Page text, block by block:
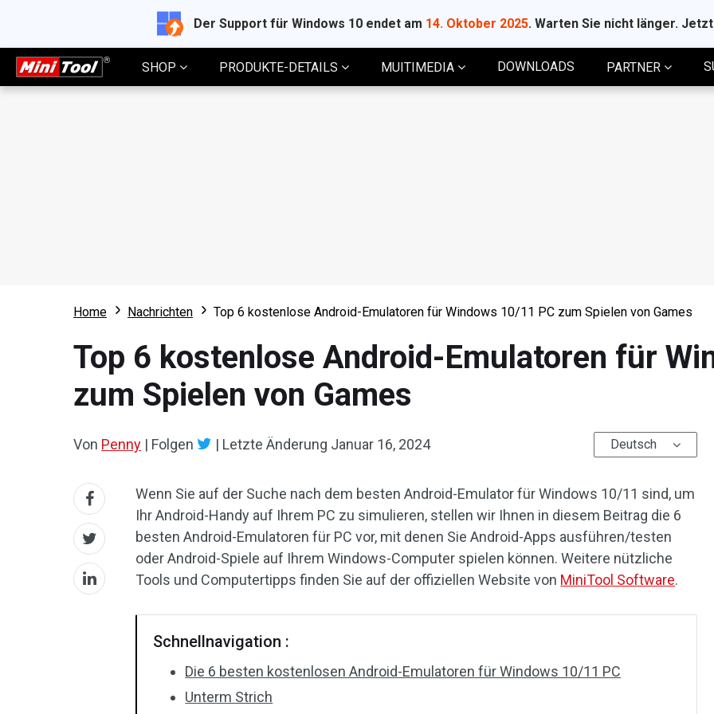
Der Support für Windows 10 endet am 14. Oktober 2025. Warten Sie nicht länger.
SHOP PRODUKTE-DETAILS MUITIMEDIA DOWNLOADS PARTNER
Home Nachrichten Top 6 kostenlose Android-Emulatoren für Windows 10/11 PC zum Spielen von Games
Top 6 kostenlose Android-Emulatoren für
zum Spielen von Games
Von Penny | Folgen | Letzte Änderung Januar 16, 2024 Deutsch
Wenn Sie auf der Suche nach dem besten Android-Emulator für Windows 10/11 sind, um
Ihr Android-Handy auf Ihrem PC zu simulieren, stellen wir Ihnen in diesem Beitrag die 6
besten Android-Emulatoren für PC vor, mit denen Sie Android-Apps ausführen/testen
oder Android-Spiele auf Ihrem Windows-Computer spielen können. Weitere nützliche
Tools und Computertipps finden Sie auf der offiziellen Website von MiniTool Software.
Schnellnavigation :
Die 6 besten kostenlosen Android-Emulatoren für Windows 10/11 PC
Unterm Strich